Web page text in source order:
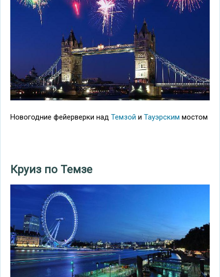
Новогодние фейерверки над Темзой и Тауэрским мостом
Круиз по Темзе